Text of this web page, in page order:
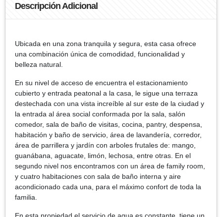
Descripción Adicional
Ubicada en una zona tranquila y segura, esta casa ofrece
una combinación única de comodidad, funcionalidad y
belleza natural.
En su nivel de acceso de encuentra el estacionamiento
cubierto y entrada peatonal a la casa, le sigue una terraza
destechada con una vista increíble al sur este de la ciudad y
la entrada al área social conformada por la sala, salón
comedor, sala de baño de visitas, cocina, pantry, despensa,
habitación y baño de servicio, área de lavandería, corredor,
área de parrillera y jardín con arboles frutales de: mango,
guanábana, aguacate, limón, lechosa, entre otras. En el
segundo nivel nos encontramos con un área de family room,
y cuatro habitaciones con sala de baño interna y aire
acondicionado cada una, para el máximo confort de toda la
familia.
En esta propiedad el servicio de agua es constante, tiene un